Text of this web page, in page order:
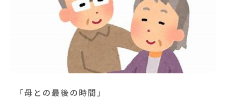
「母との最後の時間」